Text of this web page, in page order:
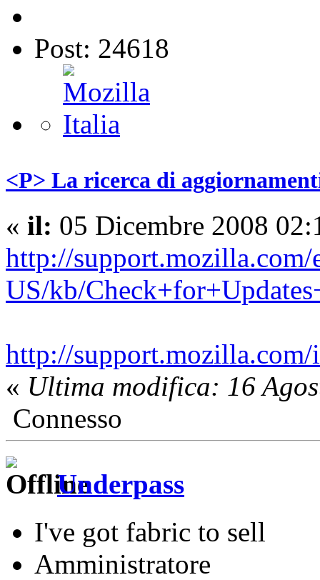
Post: 24618
<P> La ricerca di
« il: 05 Dicembre 2008
http://support.mozilla.com/
US/kb/
http://
« Ultima modifica: 16
Connesso
Underpass
I've got fabric to sell
Amministratore